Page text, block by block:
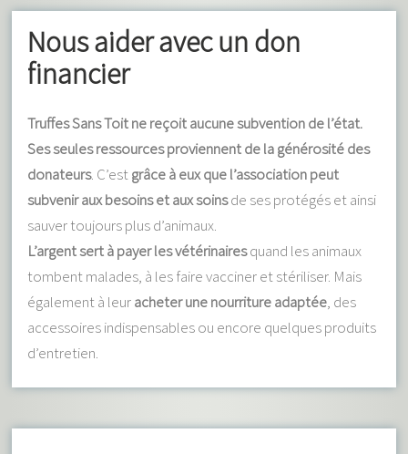
Nous aider avec un don
financier
Truffes Sans Toit ne reçoit aucune subvention de l’état.
Ses seules ressources proviennent de la générosité des
donateurs. C’estgrâce à eux que l’association peut
subvenir aux besoins et aux soinsde ses protégés et ainsi
sauver toujours plus d’animaux.
L’argent sert à payer les vétérinairesquand les animaux
tombent malades, à les faire vacciner et stériliser. Mais
également à leuracheter une nourriture adaptée, des
accessoires indispensables ou encore quelques produits
d’entretien.